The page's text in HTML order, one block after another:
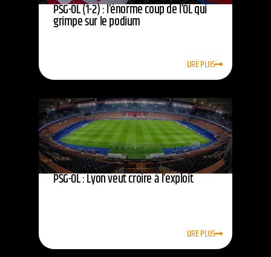
PSG-OL (1-2) : l’énorme coup de l’OL qui
grimpe sur le podium
LIRE PLUS
PSG-OL : Lyon veut croire à l’exploit
LIRE PLUS